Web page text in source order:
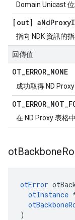
Domain Unicast 位
[out] aNdProxy
指向 NDK 資訊的指
回傳值
OT_ERROR_NONE
成功取得 ND Proxy
OT_ERROR_NOT_
在 ND Proxy 表格
otBackbone
otError
otInstance
)